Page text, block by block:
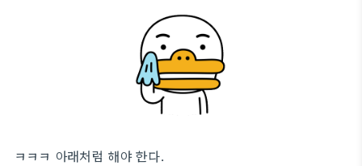
ㅋㅋㅋ 아래처럼 해야 한다.